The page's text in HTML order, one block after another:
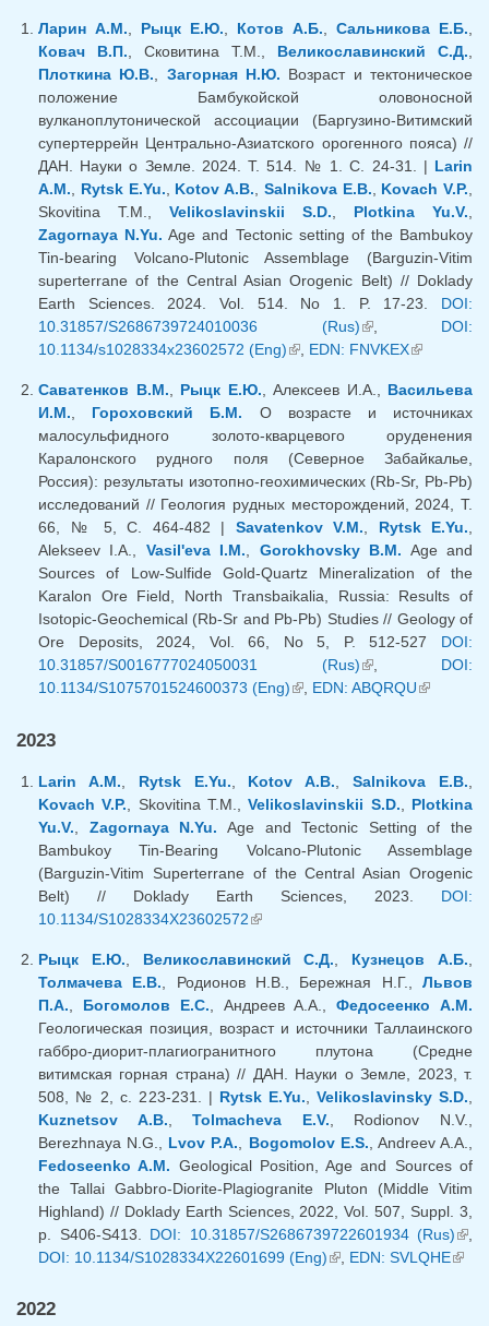
Ларин А.М. Рыцк Е.Ю. Котов А.Б. Сальникова Е.Б.
Ковач В.П. , Сковитина Т.М., Великославинский С.Д.
Плоткина Ю.В.
Загорная Н.Ю. Возраст и тектоническое
положение Бамбукойской оловоносной
вулканоплутонической ассоциации (Баргузино-Витимский
супертеррейн Центрально-Азиатского орогенного пояса) //
ДАН. Науки о Земле. 2024. Т. 514. № 1. С. 24-31. | Larin
A.M.
Rytsk E.Yu. Kotov A.B. Salnikova E.B. Kovach V.P.
Skovitina T.M., Velikoslavinskii S.D. Plotkina Yu.V.
Zagornaya N.Yu. Age and Tectonic setting of the Bambukoy
Tin-bearing Volcano-Plutonic Assemblage (Barguzin-Vitim
superterrane of the Central Asian Orogenic Belt) // Doklady
Earth Sciences. 2024. Vol. 514. No 1. P. 17-23. DOI:
10.31857/S2686739724010036 (Rus)(внешняя
ссылка)
, DOI:
10.1134/s1028334x23602572 (Eng)(внешняя ссылка)
EDN: FNVKEX(внешняя
Саватенков В.М.
Рыцк Е.Ю. , Алексеев И.А., Васильева
И.М.
Гороховский Б.М. О возрасте и источниках
малосульфидного золото-кварцевого оруденения
Каралонского рудного поля (Северное Забайкалье,
Россия): результаты изотопно-геохимических (Rb-Sr, Pb-Pb)
исследований // Геология рудных месторождений, 2024, Т.
66, № 5, С. 464-482 | Savatenkov V.M. Rytsk E.Yu.
Alekseev I.A., Vasil'eva I.M. Gorokhovsky B.M. Age and
Sources of Low-Sulfide Gold-Quartz Mineralization of the
Karalon Ore Field, North Transbaikalia, Russia: Results of
Isotopic-Geochemical (Rb-Sr and Pb-Pb) Studies // Geology of
Ore Deposits, 2024, Vol. 66, No 5, P. 512-527 DOI:
10.31857/S0016777024050031 (Rus)(внешняя
ссылка)
, DOI:
10.1134/S1075701524600373 (Eng)(внешняя ссылка)
EDN: ABQRQU(внешняя
2023
Larin A.M. Rytsk E.Yu. Kotov A.B. ,Salnikova E.B.
Kovach V.P. , Skovitina T.M.,Velikoslavinskii S.D.
Plotkina
Yu.V.
Zagornaya N.Yu. Age and Tectonic Setting of the
Bambukoy Tin-Bearing Volcano-Plutonic Assemblage
(Barguzin-Vitim Superterrane of the Central Asian Orogenic
Belt) // Doklady Earth Sciences, 2023. DOI:
10.1134/S1028334X23602572(внешняя ссылка)
Рыцк Е.Ю. Великославинский С.Д. Кузнецов А.Б.
Толмачева Е.В. , Родионов Н.В., Бережная Н.Г.,Львов
П.А.
Богомолов Е.С. , Андреев А.А.,Федосеенко А.М.
Геологическая позиция, возраст и источники Таллаинского
габбро-диорит-плагиогранитного плутона (Средне
витимская горная страна) // ДАН. Науки о Земле, 2023, т.
508, № 2, с. 223-231. | Rytsk E.Yu. Velikoslavinsky S.D.
Kuznetsov A.B. ,Tolmacheva E.V. , Rodionov N.V.,
Berezhnaya N.G., Lvov P.A. Bogomolov E.S. , Andreev A.A.,
Fedoseenko A.M. Geological Position, Age and Sources of
the Tallai Gabbro-Diorite-Plagiogranite Pluton (Middle Vitim
Highland) // Doklady Earth Sciences, 2022, Vol. 507, Suppl. 3,
p. S406-S413. DOI: 10.31857/S2686739722601934 (Rus)
DOI: 10.1134/S1028334X22601699 (Eng)(внешняя ссылка)
EDN: SVLQHE
2022